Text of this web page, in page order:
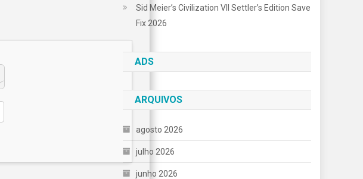
Sid Meier’s Civilization VII Settler’s Edition Save
Fix 2026
ADS
ARQUIVOS
agosto 2026
julho 2026
junho 2026